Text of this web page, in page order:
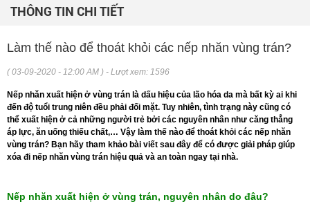
THÔNG TIN CHI TIẾT
Làm thế nào để thoát khỏi các nếp nhăn vùng trán?
( 03-09-2020 - 12:00 AM ) - Lượt xem: 1596
Nếp nhăn xuất hiện ở vùng trán là dấu hiệu của lão hóa da mà bất kỳ ai khi
đến độ tuổi trung niên đều phải đối mặt. Tuy nhiên, tình trạng này cũng có
thể xuất hiện ở cả những người trẻ bởi các nguyên nhân như căng thẳng
áp lực, ăn uống thiếu chất,… Vậy làm thế nào để thoát khỏi các nếp nhăn
vùng trán? Bạn hãy tham khảo bài viết sau đây để có được giải pháp giúp
xóa đi nếp nhăn vùng trán hiệu quả và an toàn ngay tại nhà.
Nếp nhăn xuất hiện ở vùng trán, nguyên nhân do đâu?